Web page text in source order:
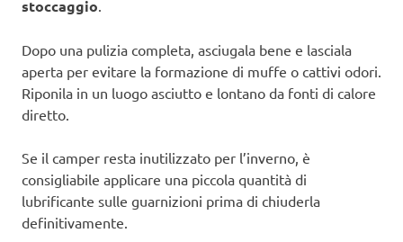
stoccaggio
Dopo una pulizia completa, asciugala bene e lasciala
aperta per evitare la formazione di muffe o cattivi odori.
Riponila in un luogo asciutto e lontano da fonti di calore
diretto.
Se il camper resta inutilizzato per l’inverno, è
consigliabile applicare una piccola quantità di
lubrificante sulle guarnizioni prima di chiuderla
definitivamente.